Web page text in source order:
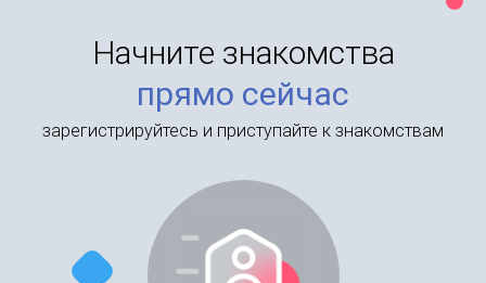
Начните знакомства
прямо сейчас
зарегистрируйтесь и приступайте к знакомствам